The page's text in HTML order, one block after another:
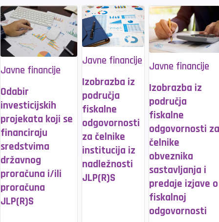
Javne financije
Odabir
investicijskih
projekata koji se
financiraju
sredstvima
državnog
proračuna i/ili
proračuna
JLP(R)S
Javne financije
Izobrazba iz
područja
fiskalne
odgovornosti
za čelnike
institucija iz
nadležnosti
JLP(R)S
Javne financije
Izobrazba iz
područja
fiskalne
odgovornosti za
čelnike
obveznika
sastavljanja i
predaje izjave o
fiskalnoj
odgovornosti